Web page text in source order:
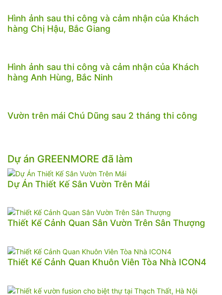
Hình ảnh sau thi công và cảm nhận của Khách
hàng Chị Hậu, Bắc Giang
Hình ảnh sau thi công và cảm nhận của Khách
hàng Anh Hùng, Bắc Ninh
Vườn trên mái Chú Dũng sau 2 tháng thi công
Dự án GREENMORE đã làm
Dự Án Thiết Kế Sân Vườn Trên Mái
Thiết Kế Cảnh Quan Sân Vườn Trên Sân Thượng
Thiết Kế Cảnh Quan Khuôn Viên Tòa Nhà ICON4